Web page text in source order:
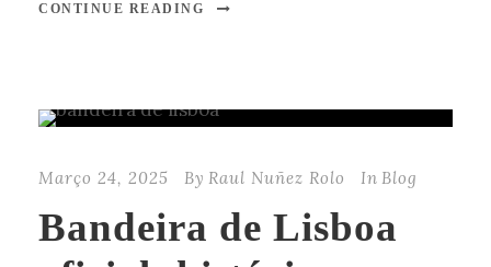
CONTINUE READING
Março 24, 2025 By Raul Nuñez Rolo In Blog
Bandeira de Lisboa